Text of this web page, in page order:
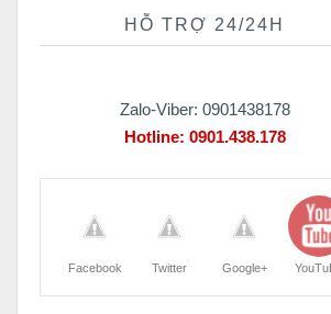
HỖ TRỢ 24/24H
Zalo-Viber: 0901438178
Hotline: 0901.438.178
Facebook Twitter Google+